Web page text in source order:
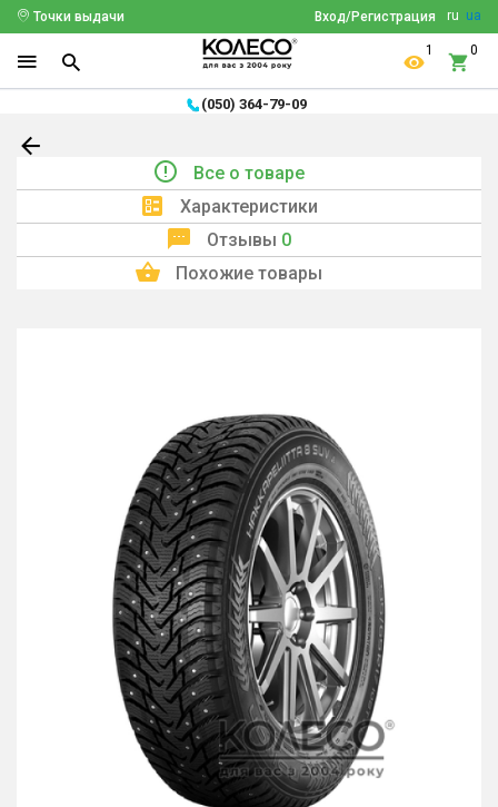
ru ua
Вход/Регистрация
Точки выдачи
1 0
(050) 364-79-09
Все о товаре
Характеристики
Отзывы 0
Похожие товары